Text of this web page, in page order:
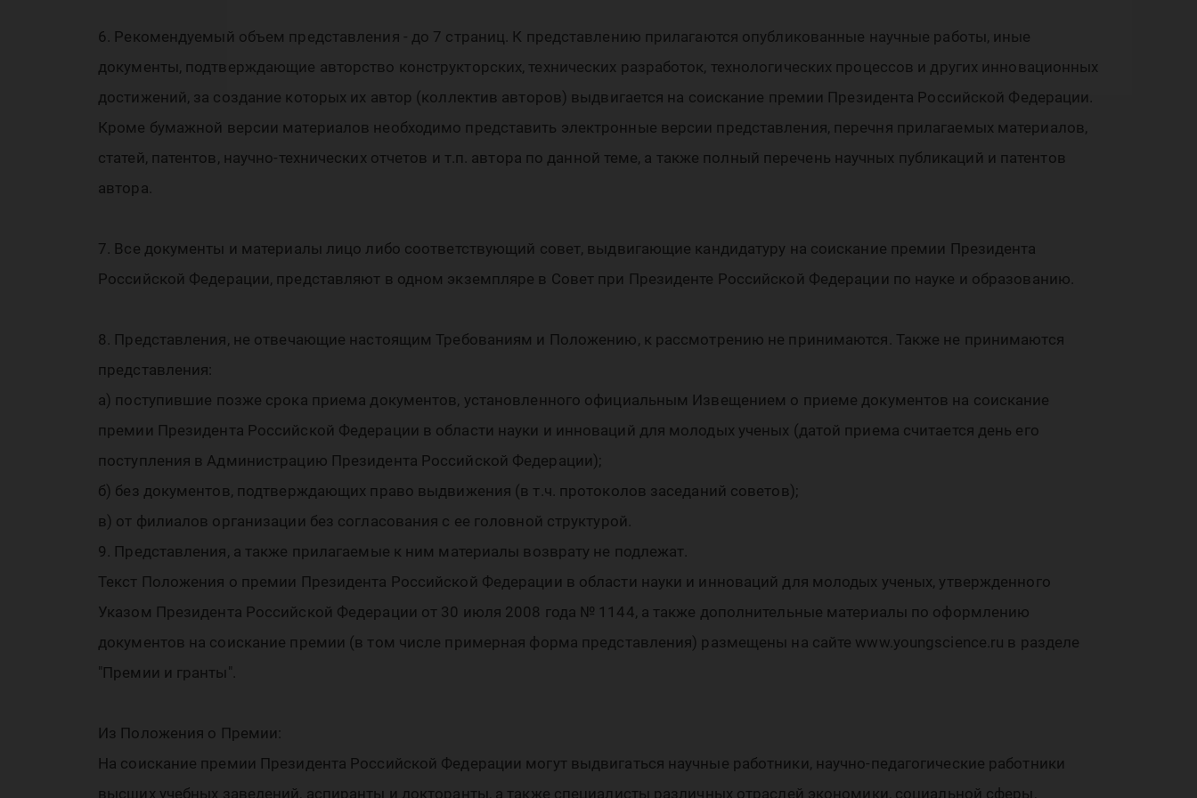
6. Рекомендуемый объем представления - до 7 страниц. К представлению прилагаются опубликованные научные работы, иные
документы, подтверждающие авторство конструкторских, технических разработок, технологических процессов и других инновационных
достижений, за создание которых их автор (коллектив авторов) выдвигается на соискание премии Президента Российской Федерации.
Кроме бумажной версии материалов необходимо представить электронные версии представления, перечня прилагаемых материалов,
статей, патентов, научно-технических отчетов и т.п. автора по данной теме, а также полный перечень научных публикаций и патентов
автора.
7. Все документы и материалы лицо либо соответствующий совет, выдвигающие кандидатуру на соискание премии Президента
Российской Федерации, представляют в одном экземпляре в Совет при Президенте Российской Федерации по науке и образованию.
8. Представления, не отвечающие настоящим Требованиям и Положению, к рассмотрению не принимаются. Также не принимаются
представления:
а) поступившие позже срока приема документов, установленного официальным Извещением о приеме документов на соискание
премии Президента Российской Федерации в области науки и инноваций для молодых ученых (датой приема считается день его
поступления в Администрацию Президента Российской Федерации);
б) без документов, подтверждающих право выдвижения (в т.ч. протоколов заседаний советов);
в) от филиалов организации без согласования с ее головной структурой.
9. Представления, а также прилагаемые к ним материалы возврату не подлежат.
Текст Положения о премии Президента Российской Федерации в области науки и инноваций для молодых ученых, утвержденного
Указом Президента Российской Федерации от 30 июля 2008 года № 1144, а также дополнительные материалы по оформлению
документов на соискание премии (в том числе примерная форма представления) размещены на сайте www.youngscience.ru в разделе
"Премии и гранты".
Из Положения о Премии:
На соискание премии Президента Российской Федерации могут выдвигаться научные работники, научно-педагогические работники
высших учебных заведений, аспиранты и докторанты, а также специалисты различных отраслей экономики, социальной сферы,